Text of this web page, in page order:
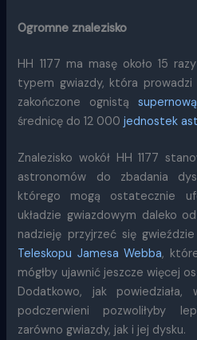
Ogromne znalezisko
HH 1177 ma masę około 15
typem gwiazdy, która
zakończone ognistąsupernową
średnicę do 12 000jednostek
Znalezisko wokół HH 1177
astronomów do zbadania
którego mogą ostatecznie
układzie gwiazdowym daleko
nadzieję przyjrzeć się
Teleskopu Jamesa Webba,
mógłby ujawnić jeszcze więcej
Dodatkowo, jak
podczerwieni pozwoliłyby
zarówno gwiazdy, jak i jej dysku.